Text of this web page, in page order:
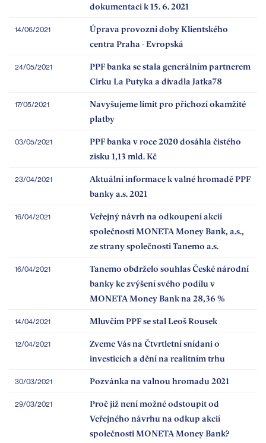
dokumentaci k 15. 6. 2021
14/06/2021
Úprava provozní doby Klientského
centra Praha - Evropská
24/05/2021
PPF banka se stala generálním partnerem
Cirku La Putyka a divadla Jatka78
17/05/2021
Navyšujeme limit pro příchozí okamžité
platby
03/05/2021
PPF banka v roce 2020 dosáhla čistého
zisku 1,13 mld. Kč
23/04/2021
Aktuální informace k valné hromadě PPF
banky a.s. 2021
16/04/2021
Veřejný návrh na odkoupení akcií
společnosti MONETA Money Bank, a.s.,
ze strany společnosti Tanemo a.s.
16/04/2021
Tanemo obdrželo souhlas České národní
banky ke zvýšení svého podílu v
MONETA Money Bank na 28,36 %
14/04/2021 Mluvčím PPF se stal Leoš Rousek
12/04/2021
Zveme Vás na Čtvrtletní snídani o
investicích a dění na realitním trhu
30/03/2021 Pozvánka na valnou hromadu 2021
29/03/2021
Proč již není možné odstoupit od
Veřejného návrhu na odkup akcií
společnosti MONETA Money Bank?